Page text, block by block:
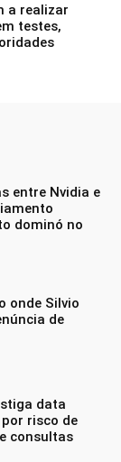
a realizar
testes,
entre Nvidia e
dominó no
onde Silvio
de
data
por risco de
consultas